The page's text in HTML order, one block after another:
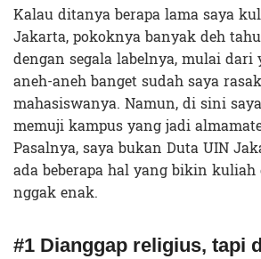
Kalau ditanya berapa lama saya
Jakarta, pokoknya banyak deh
dengan segala labelnya, mulai dari
aneh-aneh banget sudah saya
mahasiswanya. Namun, di sini
memuji kampus yang jadi
Pasalnya, saya bukan Duta UIN
ada beberapa hal yang bikin
nggak enak.
#1 Dianggap religius, tapi